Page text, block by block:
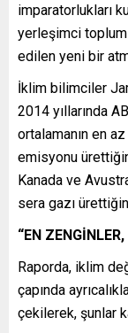
imparatorlukları
yerleşimci
edilen yeni bir
İklim bilimciler
2014 yıllarında
ortalamanın en
emisyonu
Kanada ve
sera gazı
“EN
Raporda, iklim
çapında
çekilerek, şunlar